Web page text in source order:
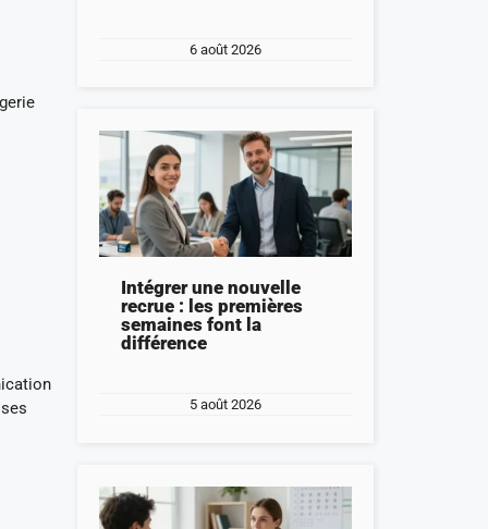
6 août 2026
Intégrer une nouvelle
recrue : les premières
semaines font la
différence
5 août 2026